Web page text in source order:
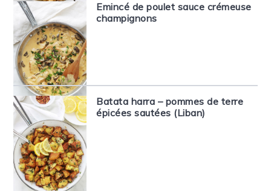
Emincé de poulet sauce crémeuse
champignons
Batata harra – pommes de terre
épicées sautées (Liban)